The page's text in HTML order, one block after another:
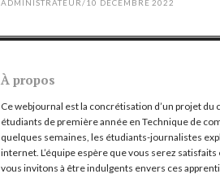
ADMINISTRATEUR/10 DÉCEMBRE 2022
À propos
Ce webjournal est la concrétisation d’un projet du
étudiants de première année en Technique de
quelques semaines, les étudiants-journalistes
internet. L’équipe espère que vous serez
vous invitons à être indulgents envers ces